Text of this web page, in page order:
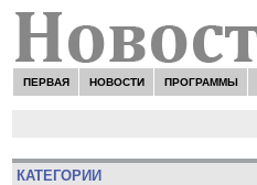
ПЕРВАЯ НОВОСТИ ПРОГРАММЫ
КАТЕГОРИИ